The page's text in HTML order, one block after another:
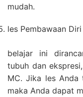
mudah.
les Pembawaan Diri
belajar ini
tubuh dan
MC. Jika les Anda
maka Anda dapat